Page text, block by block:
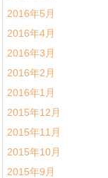
2016年5月
2016年4月
2016年3月
2016年2月
2016年1月
2015年12月
2015年11月
2015年10月
2015年9月